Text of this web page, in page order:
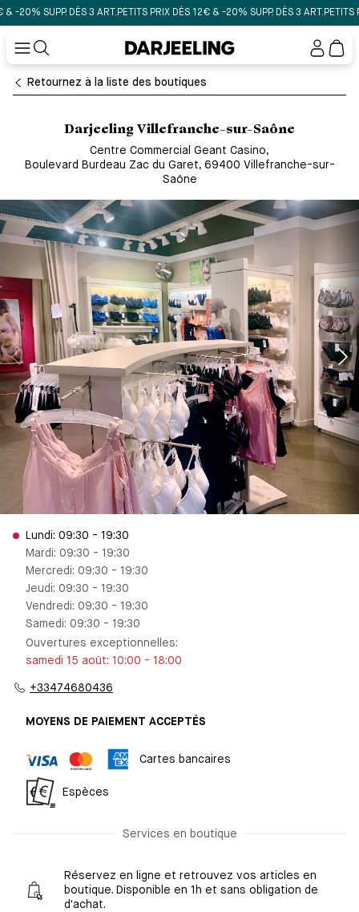
SUPP. DÈS 3 ART.PETITS PRIX DÈS 12€ & -20% SUPP. DÈS 3 ART.PETITS
Mon
Darjeeling Villefranche-sur-Saône
Centre Commercial Geant Casino,
Boulevard Burdeau Zac du Garet, 69400 Villefranche-sur-
Saône
Retournez à la liste des boutiques
Lundi: 09:30 - 19:30
Mardi: 09:30 - 19:30
Mercredi: 09:30 - 19:30
Jeudi: 09:30 - 19:30
Vendredi: 09:30 - 19:30
Samedi: 09:30 - 19:30
Ouvertures exceptionnelles:
samedi 15 août: 10:00 - 18:00
+33474680436
MOYENS DE PAIEMENT ACCEPTÉS
Cartes bancaires
Espèces
Services en boutique
Réservez en ligne et retrouvez vos articles en
boutique. Disponible en 1h et sans obligation de
d'achat.